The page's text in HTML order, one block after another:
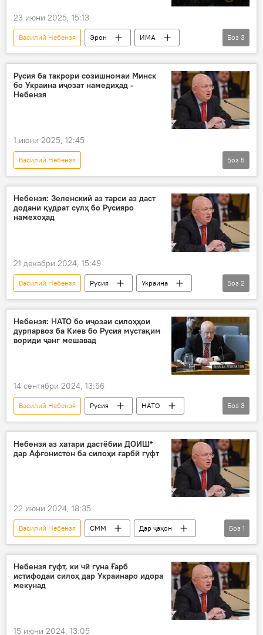
23 июни 2025, 15:13
Василий Небензя Эрон
ИМА
Дар ҷаҳон
Сиёсат ҳастаӣ
Боз 3
Русия ба такрори созишномаи Минск
бо Украина иҷозат намедиҳад -
Небензя
1 июни 2025, 12:45
Василий Небензя
Амалиёти вижаи Русия барои ҳимояи Донбасс: охирин хабарҳо
Русия
Украина
Сиёсат
амалиёти вижа
Боз 5
Небензя: Зеленский аз тарси аз даст
додани қудрат сулҳ бо Русияро
намехоҳад
21 декабри 2024, 15:49
Василий Небензя Русия
Украина
Сиёсат
Амалиёти вижаи Русия барои ҳимояи Донбасс: охирин хабарҳо
Боз 2
Небензя: НАТО бо иҷозаи силоҳҳои
дурпарвоз ба Киев бо Русия мустақим
вориди ҷанг мешавад
14 сентябри 2024, 13:56
Василий Небензя Русия
НАТО
Дар ҷаҳон
Сиёсат СММ
Боз 3
Небензя аз хатари дастёбии ДОИШ*
дар Афғонистон ба силоҳи ғарбӣ гуфт
22 июни 2024, 18:35
Василий Небензя СММ
Дар ҷаҳон
Афғонистон
Боз 1
Небензя гуфт, ки чӣ гуна Ғарб
истифодаи силоҳ дар Украинаро идора
мекунад
15 июни 2024, 13:05